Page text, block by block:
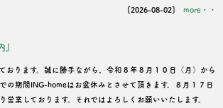
[2026-08-02] more・・
』
おります。誠に勝手ながら、令和８年８月１０日（月）から
の期間ING-homeはお盆休みとさせて頂きます。８月１７日
営業しております。それではよろしくお願いいたします。